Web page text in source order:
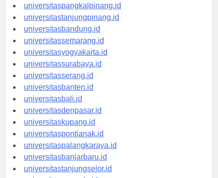
universitasbengkulu.id
universitaspangkalpinang.id
universitastanjungpinang.id
universitasbandung.id
universitassemarang.id
universitasyogyakarta.id
universitassurabaya.id
universitasserang.id
universitasbanten.id
universitasbali.id
universitasdenpasar.id
universitaskupang.id
universitaspontianak.id
universitaspalangkaraya.id
universitasbanjarbaru.id